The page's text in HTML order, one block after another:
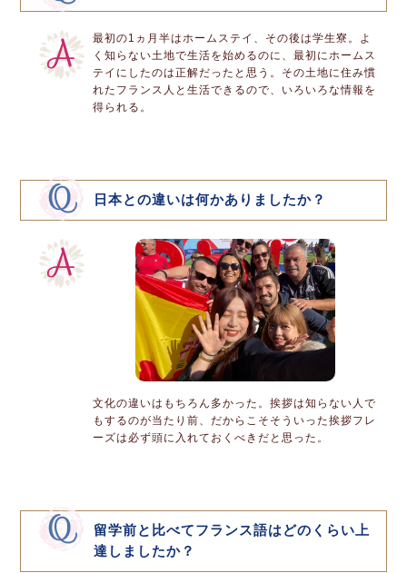
最初の1ヵ月半はホームステイ、その後は学生寮。よ
く知らない土地で生活を始めるのに、最初にホームス
テイにしたのは正解だったと思う。その土地に住み慣
れたフランス人と生活できるので、いろいろな情報を
得られる。
日本との違いは何かありましたか？
文化の違いはもちろん多かった。挨拶は知らない人で
もするのが当たり前、だからこそそういった挨拶フレ
ーズは必ず頭に入れておくべきだと思った。
留学前と比べてフランス語はどのくらい上
達しましたか？